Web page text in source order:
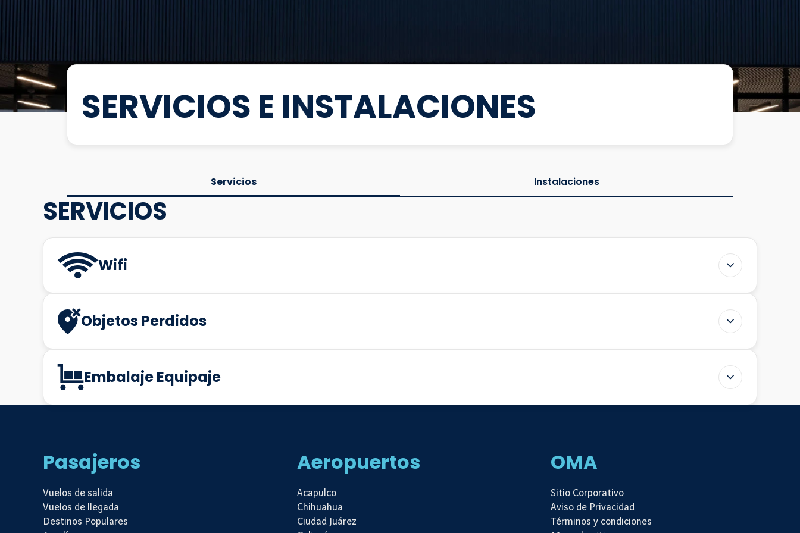
SERVICIOS E INSTALACIONES
Servicios Instalaciones
SERVICIOS
Wifi
Objetos Perdidos
Embalaje Equipaje
Pasajeros
Vuelos de salida
Vuelos de llegada
Destinos Populares
Aeropuertos
Acapulco
Chihuahua
Ciudad Juárez
OMA
Sitio Corporativo
Aviso de Privacidad
Términos y condiciones